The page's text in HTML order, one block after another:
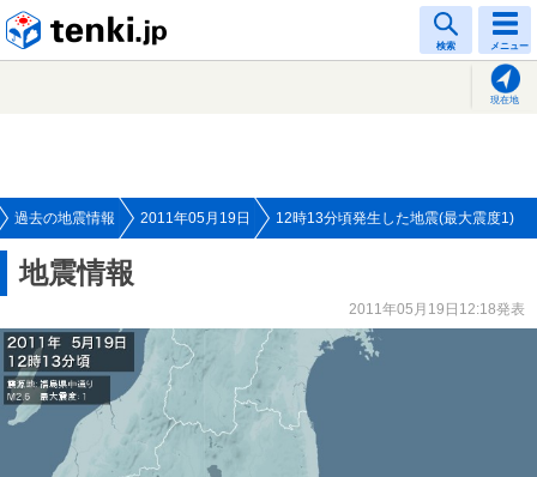
検索 メニュー
現在地
過去の地震情報 2011年05月19日 12時13分頃発生した地震(最大震度1)
地震情報
2011年05月19日12:18発表